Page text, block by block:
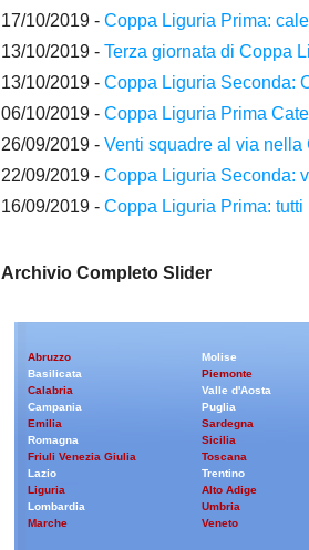
17/10/2019 - Coppa Liguria Prima:
13/10/2019 - Terza giornata di Coppa
13/10/2019 - Coppa Liguria Seconda:
06/10/2019 - Coppa Liguria Prima
26/09/2019 - Venti squadre al via nella
22/09/2019 - Coppa Liguria Seconda:
16/09/2019 - Coppa Liguria Prima:
Archivio Completo Slider
Abruzzo
Basilicata
Calabria
Campania
Emilia
Romagna
Friuli Venezia Giulia
Lazio
Liguria
Lombardia
Marche
Molise
Piemonte
Valle d'Aosta
Puglia
Sardegna
Sicilia
Toscana
Trentino
Alto Adige
Umbria
Veneto